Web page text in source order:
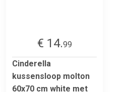
€ 14.99
Cinderella
kussensloop molton
60x70 cm white met